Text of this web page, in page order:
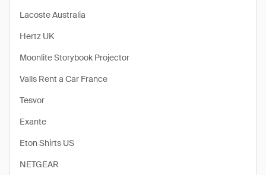
Lacoste Australia
Hertz UK
Moonlite Storybook Projector
Valls Rent a Car France
Tesvor
Exante
Eton Shirts US
NETGEAR